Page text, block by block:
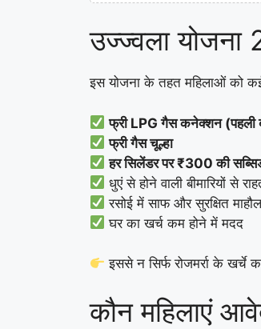
उज्ज्वला
इस योजना के तहत महिलाओं को
फ्री LPG गैस कनेक्शन (पहली
फ्री गैस चूल्हा
हर सिलेंडर पर ₹300 की
धुएं से होने वाली बीमारियों से
रसोई में साफ और सुरक्षित
घर का खर्च कम होने में मदद
इससे न सिर्फ रोजमर्रा के खर्चे
कौन महिलाएं